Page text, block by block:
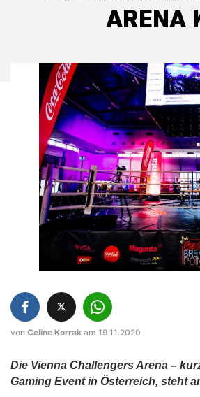
ARENA
von Celine Korrak am 19.11.2020
Die Vienna Challengers Arena –
Gaming Event in Österreich, steht